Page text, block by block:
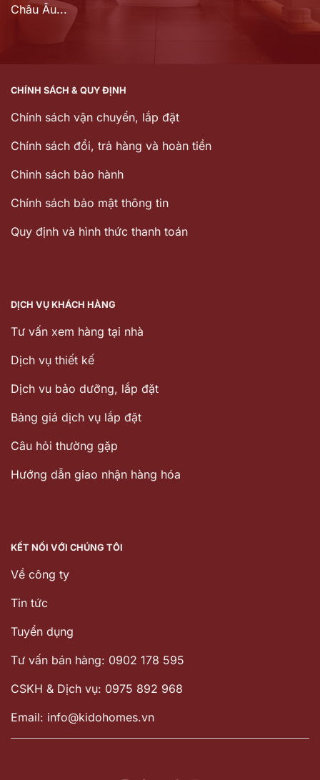
Châu Âu...
CHÍNH SÁCH & QUY ĐỊNH
Chính sách vận chuyển, lắp đặt
Chính sách đổi, trả hàng và hoàn tiền
Chinh sách bảo hành
Chính sách bảo mật thông tin
Quy định và hình thức thanh toán
DỊCH VỤ KHÁCH HÀNG
Tư vấn xem hàng tại nhà
Dịch vụ thiết kế
Dịch vu bảo dưỡng, lắp đặt
Bảng giá dịch vụ lắp đặt
Câu hỏi thường gặp
Hướng dẫn giao nhận hàng hóa
KẾT NỐI VỚI CHÚNG TÔI
Về công ty
Tin tức
Tuyển dụng
Tư vấn bán hàng: 0902 178 595
CSKH & Dịch vụ: 0975 892 968
Email: info@kidohomes.vn